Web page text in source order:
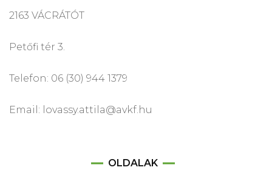
2163 VÁCRÁTÓT
Petőfi tér 3.
Telefon: 06 (30) 944 1379
Email: lovassy.attila@avkf.hu
OLDALAK